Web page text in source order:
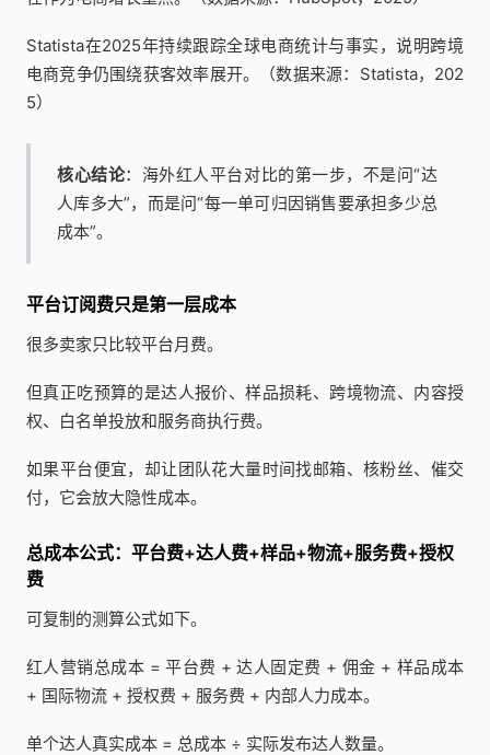
Statista在2025年持续跟踪全球电商统计与事实，说明跨境
电商竞争仍围绕获客效率展开。（数据来源：Statista，202
5）
核心结论：海外红人平台对比的第一步，不是问“达
人库多大”，而是问“每一单可归因销售要承担多少总
成本”。
平台订阅费只是第一层成本
很多卖家只比较平台月费。
但真正吃预算的是达人报价、样品损耗、跨境物流、内容授
权、白名单投放和服务商执行费。
如果平台便宜，却让团队花大量时间找邮箱、核粉丝、催交
付，它会放大隐性成本。
总成本公式：平台费+达人费+样品+物流+服务费+授权
费
可复制的测算公式如下。
红人营销总成本 = 平台费 + 达人固定费 + 佣金 + 样品成本
+ 国际物流 + 授权费 + 服务费 + 内部人力成本。
单个达人真实成本 = 总成本 ÷ 实际发布达人数量。